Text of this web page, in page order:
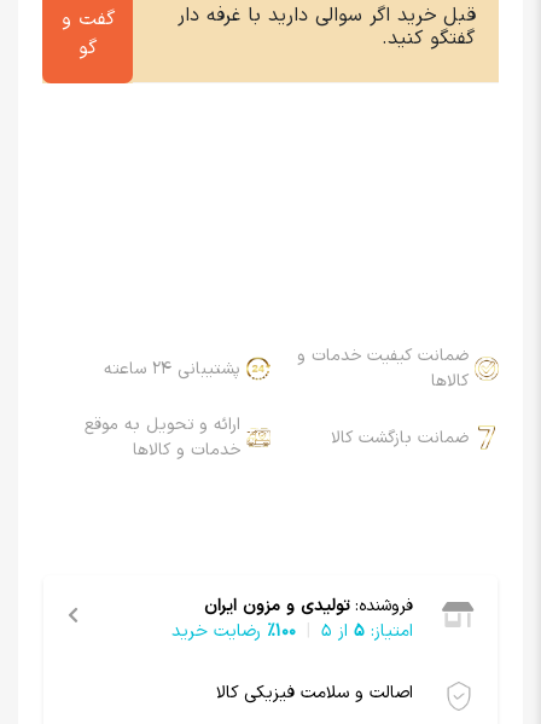
قبل خرید اگر سوالی دارید با غرفه دار
گفتگو کنید.
گفت و
گو
ضمانت کیفیت خدمات و
کالاها
پشتیبانی 24 ساعته
ضمانت بازگشت کالا
ارائه و تحویل به موقع
خدمات و کالاها
فروشنده:تولیدی و مزون ایران
امتیاز: 5از ۵ 100٪ رضایت خرید
اصالت و سلامت فیزیکی کالا